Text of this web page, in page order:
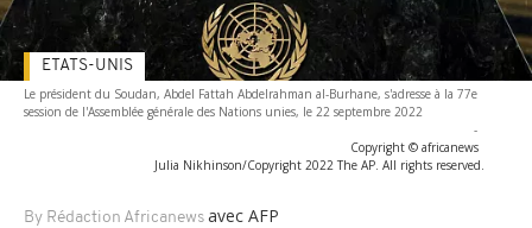
Le président du Soudan, Abdel Fattah Abdelrahman al-Burhane, s'adresse à la 77e
session de l'Assemblée générale des Nations unies, le 22 septembre 2022
-
Copyright © africanews
Julia Nikhinson/Copyright 2022 The AP. All rights reserved.
By Rédaction Africanews avec AFP
ETATS-UNIS